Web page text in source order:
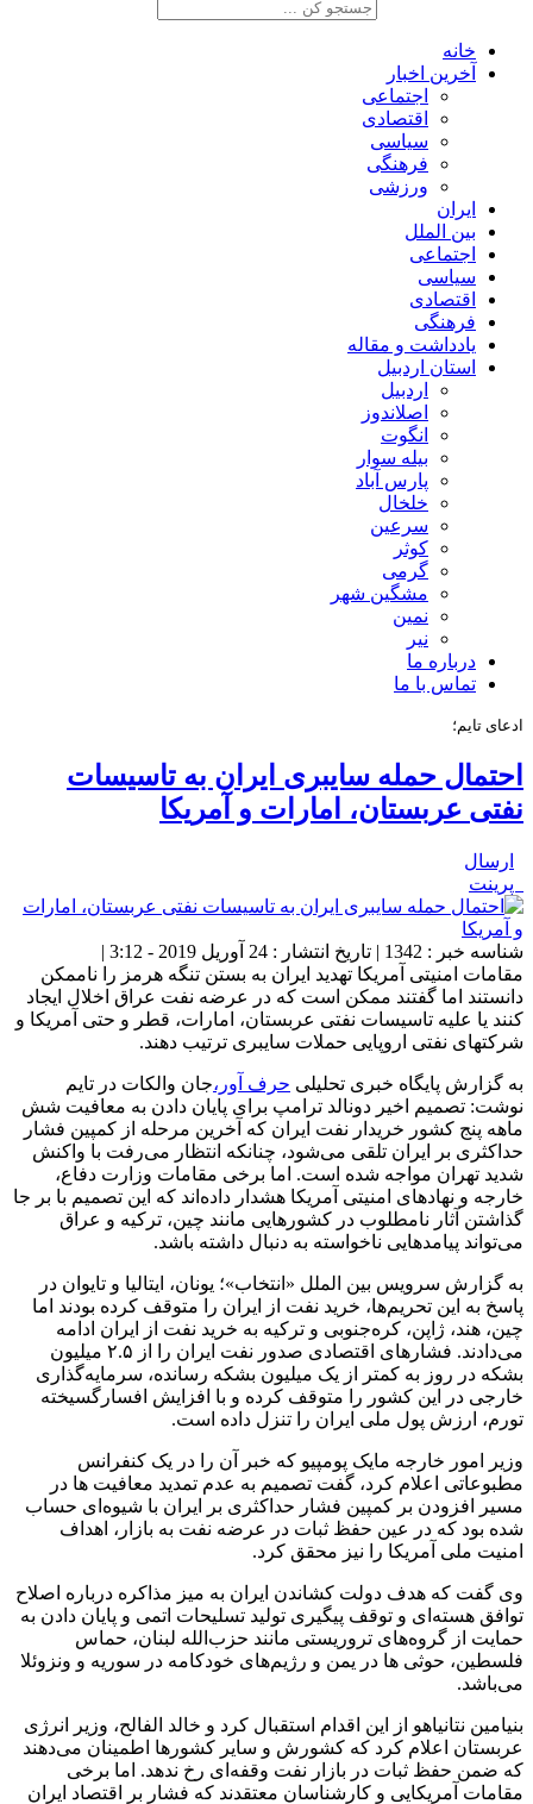
خانه
آخرین اخبار
اجتماعی
اقتصادی
سیاسی
فرهنگی
ورزشی
ایران
بین الملل
اجتماعی
سیاسی
اقتصادی
فرهنگی
یادداشت و مقاله
استان اردبیل
اردبیل
اصلاندوز
انگوت
بیله سوار
پارس آباد
خلخال
سرعین
کوثر
گرمی
مشگین شهر
نمین
نیر
درباره ما
تماس با ما
ادعای تایم؛
احتمال حمله سایبری ایران به تاسیسات
نفتی عربستان، امارات و آمریکا
ارسال
پرینت
شناسه خبر : 1342 | تاریخ انتشار : 24 آوریل 2019 - 3:12 |
مقامات امنیتی آمریکا تهدید ایران به بستن تنگه هرمز را ناممکن
دانستند اما گفتند ممکن است که در عرضه نفت عراق اخلال ایجاد
کنند یا علیه تاسیسات نفتی عربستان، امارات، قطر و حتی آمریکا و
شرکتهای نفتی اروپایی حملات سایبری ترتیب دهند.
به گزارش پایگاه خبری تحلیلی حرف آور،جان والکات در تایم
نوشت: تصمیم اخیر دونالد ترامپ برای پایان دادن به معافیت شش
ماهه پنج کشور خریدار نفت ایران که آخرین مرحله از کمپین فشار
حداکثری بر ایران تلقی می‌شود، چنانکه انتظار می‌رفت با واکنش
شدید تهران مواجه شده است. اما برخی مقامات وزارت دفاع،
خارجه و نهادهای امنیتی آمریکا هشدار داده‌اند که این تصمیم با بر جا
گذاشتن آثار نامطلوب در کشورهایی مانند چین، ترکیه و عراق
می‌تواند پیامدهایی ناخواسته به دنبال داشته باشد.
به گزارش سرویس بین الملل «انتخاب»؛ یونان، ایتالیا و تایوان در
پاسخ به این تحریم‌ها، خرید نفت از ایران را متوقف کرده بودند اما
چین، هند، ژاپن، کره‌جنوبی و ترکیه به خرید نفت از ایران ادامه
می‌دادند. فشارهای اقتصادی صدور نفت ایران را از ۲.۵ میلیون
بشکه در روز به کمتر از یک میلیون بشکه رسانده، سرمایه‌گذاری
خارجی در این کشور را متوقف کرده و با افزایش افسارگسیخته
تورم، ارزش پول ملی ایران را تنزل داده است.
وزیر امور خارجه مایک پومپیو که خبر آن را در یک کنفرانس
مطبوعاتی اعلام کرد، گفت تصمیم به عدم تمدید معافیت ها در
مسیر افزودن بر کمپین فشار حداکثری بر ایران با شیوه‌ای حساب
شده بود که در عین حفظ ثبات در عرضه نفت به بازار، اهداف
امنیت ملی آمریکا را نیز محقق کرد.
وی گفت که هدف دولت کشاندن ایران به میز مذاکره درباره اصلاح
توافق هسته‌ای و توقف پیگیری تولید تسلیحات اتمی و پایان دادن به
حمایت از گروه‌های تروریستی مانند حزب‌الله لبنان، حماس
فلسطین، حوثی ها در یمن و رژیم‌های خودکامه در سوریه و ونزوئلا
می‌باشد.
بنیامین نتانیاهو از این اقدام استقبال کرد و خالد الفالح، وزیر انرژی
عربستان اعلام کرد که کشورش و سایر کشورها اطمینان می‌دهند
که ضمن حفظ ثبات در بازار نفت وقفه‌ای رخ ندهد. اما برخی
مقامات آمریکایی و کارشناسان معتقدند که فشار بر اقتصاد ایران